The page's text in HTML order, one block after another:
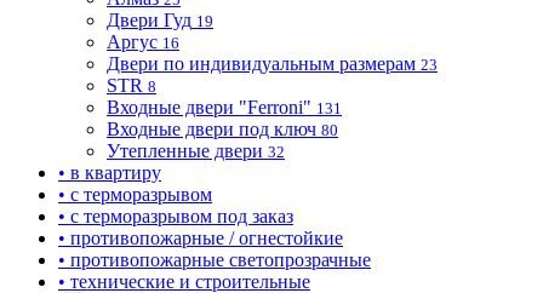
Двери Гуд 19
Аргус 16
Двери по индивидуальным размерам 23
STR 8
Входные двери "Ferroni" 131
Входные двери под ключ 80
Утепленные двери 32
• в квартиру
• с терморазрывом
• с терморазрывом под заказ
• противопожарные / огнестойкие
• противопожарные светопрозрачные
• технические и строительные